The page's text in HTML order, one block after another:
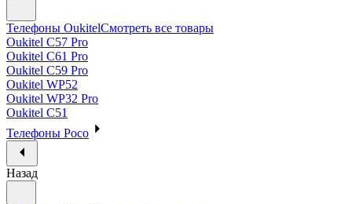
Телефоны OukitelСмотреть все товары
Oukitel C57 Pro
Oukitel C61 Pro
Oukitel C59 Pro
Oukitel WP52
Oukitel WP32 Pro
Oukitel C51
Телефоны Poco
Назад